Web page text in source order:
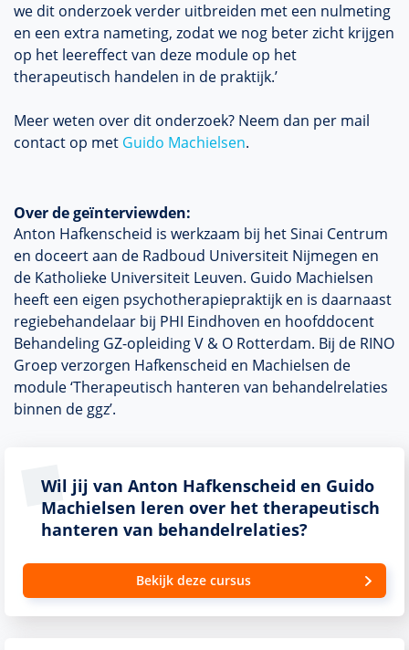
we dit onderzoek verder uitbreiden met een nulmeting
en een extra nameting, zodat we nog beter zicht krijgen
op het leereffect van deze module op het
therapeutisch handelen in de praktijk.’
Meer weten over dit onderzoek? Neem dan per mail
contact op met Guido Machielsen.
Over de geïnterviewden:
Anton Hafkenscheid is werkzaam bij het Sinai Centrum
en doceert aan de Radboud Universiteit Nijmegen en
de Katholieke Universiteit Leuven. Guido Machielsen
heeft een eigen psychotherapiepraktijk en is daarnaast
regiebehandelaar bij PHI Eindhoven en hoofddocent
Behandeling GZ-opleiding V & O Rotterdam. Bij de RINO
Groep verzorgen Hafkenscheid en Machielsen de
module ‘Therapeutisch hanteren van behandelrelaties
binnen de ggz’.
Wil jij van Anton Hafkenscheid en Guido
Machielsen leren over het therapeutisch
hanteren van behandelrelaties?
Bekijk deze cursus